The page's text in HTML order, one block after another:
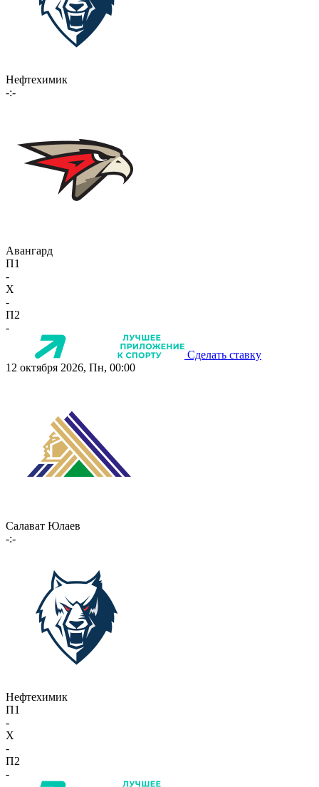
Нефтехимик
-:-
Авангард
П1
-
X
-
П2
-
Сделать ставку
12 октября 2026, Пн, 00:00
Салават Юлаев
-:-
Нефтехимик
П1
-
X
-
П2
-